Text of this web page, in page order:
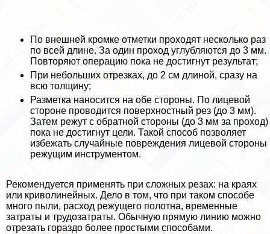
По внешней кромке отметки проходят несколько раз
по всей длине. За один проход углубляются до 3 мм.
Повторяют операцию пока не достигнут результат;
При небольших отрезках, до 2 см длиной, сразу на
всю толщину;
Разметка наносится на обе стороны. По лицевой
стороне проводится поверхностный рез (до 3 мм).
Затем режут с обратной стороны (до 3 мм за проход)
пока не достигнут цели. Такой способ позволяет
избежать случайные повреждения лицевой стороны
режущим инструментом.
Рекомендуется применять при сложных резах: на краях
или криволинейных. Дело в том, что при таком способе
много пыли, расход режущего полотна, временные
затраты и трудозатраты. Обычную прямую линию можно
отрезать гораздо более простыми способами.